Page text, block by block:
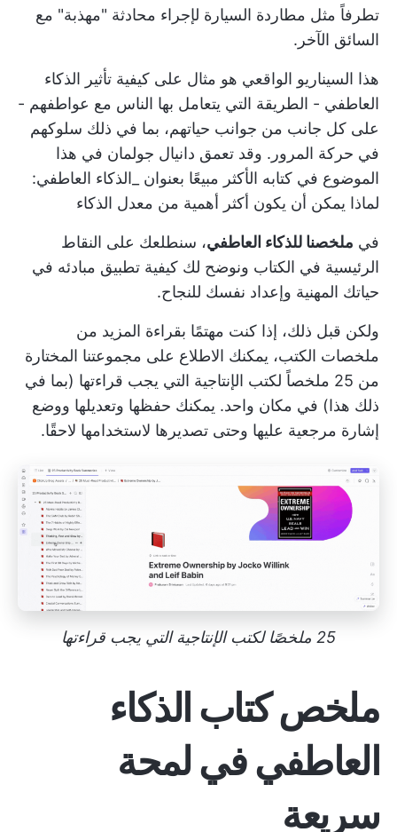
تطرفاً مثل مطاردة السيارة لإجراء محادثة "مهذبة" مع
السائق الآخر.
هذا السيناريو الواقعي هو مثال على كيفية تأثير الذكاء
العاطفي - الطريقة التي يتعامل بها الناس مع عواطفهم -
على كل جانب من جوانب حياتهم، بما في ذلك سلوكهم
في حركة المرور. وقد تعمق دانيال جولمان في هذا
الموضوع في كتابه الأكثر مبيعًا بعنوان _الذكاء العاطفي:
لماذا يمكن أن يكون أكثر أهمية من معدل الذكاء
في ملخصنا للذكاء العاطفي، سنطلعك على النقاط
الرئيسية في الكتاب ونوضح لك كيفية تطبيق مبادئه في
حياتك المهنية وإعداد نفسك للنجاح.
ولكن قبل ذلك، إذا كنت مهتمًا بقراءة المزيد من
ملخصات الكتب، يمكنك الاطلاع على مجموعتنا المختارة
من 25 ملخصاً لكتب الإنتاجية التي يجب قراءتها
(بما في
ذلك هذا) في مكان واحد. يمكنك حفظها وتعديلها ووضع
إشارة مرجعية عليها وحتى تصديرها لاستخدامها لاحقًا.
25 ملخصًا لكتب الإنتاجية التي يجب قراءتها
ملخص كتاب الذكاء
العاطفي في لمحة
سريعة